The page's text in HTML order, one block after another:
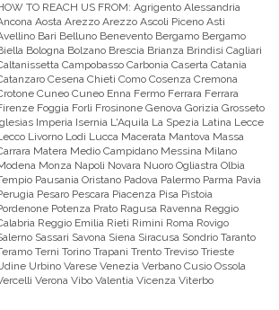
TO REACH US FROM: Agrigento Alessandria
Aosta Arezzo Arezzo Ascoli Piceno Asti
Bari Belluno Benevento Bergamo Bergamo
Bologna Bolzano Brescia Brianza Brindisi Cagliari
Campobasso Carbonia Caserta Catania
Cesena Chieti Como Cosenza Cremona
Cuneo Cuneo Enna Fermo Ferrara Ferrara
Foggia Forli Frosinone Genova Gorizia Grosseto
Imperia Isernia L'Aquila La Spezia Latina Lecce
Livorno Lodi Lucca Macerata Mantova Massa
Matera Medio Campidano Messina Milano
Monza Napoli Novara Nuoro Ogliastra Olbia
Pausania Oristano Padova Palermo Parma Pavia
Pesaro Pescara Piacenza Pisa Pistoia
Potenza Prato Ragusa Ravenna Reggio
Reggio Emilia Rieti Rimini Roma Rovigo
Sassari Savona Siena Siracusa Sondrio Taranto
Terni Torino Trapani Trento Treviso Trieste
Urbino Varese Venezia Verbano Cusio Ossola
Verona Vibo Valentia Vicenza Viterbo